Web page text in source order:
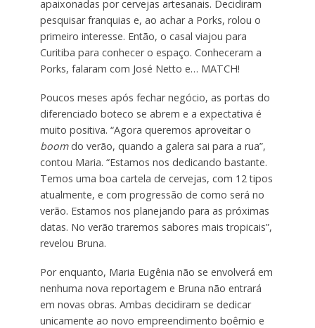
apaixonadas por cervejas artesanais. Decidiram
pesquisar franquias e, ao achar a Porks, rolou o
primeiro interesse. Então, o casal viajou para
Curitiba para conhecer o espaço. Conheceram a
Porks, falaram com José Netto e… MATCH!
Poucos meses após fechar negócio, as portas do
diferenciado boteco se abrem e a expectativa é
muito positiva. “Agora queremos aproveitar o
boomdo verão, quando a galera sai para a rua”,
contou Maria. “Estamos nos dedicando bastante.
Temos uma boa cartela de cervejas, com 12 tipos
atualmente, e com progressão de como será no
verão. Estamos nos planejando para as próximas
datas. No verão traremos sabores mais tropicais”,
revelou Bruna.
Por enquanto, Maria Eugênia não se envolverá em
nenhuma nova reportagem e Bruna não entrará
em novas obras. Ambas decidiram se dedicar
unicamente ao novo empreendimento boêmio e